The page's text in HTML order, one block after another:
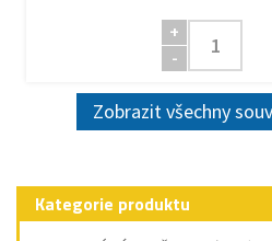
+
-
Zobrazit všechny
Kategorie produktu